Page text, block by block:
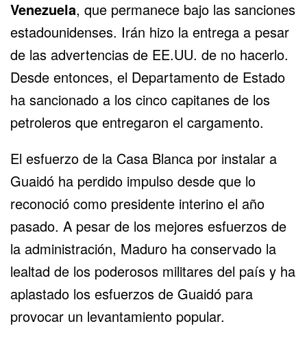
Venezuela, que permanece bajo las sanciones
estadounidenses. Irán hizo la entrega a pesar
de las advertencias de EE.UU. de no hacerlo.
Desde entonces, el Departamento de Estado
ha sancionado a los cinco capitanes de los
petroleros que entregaron el cargamento.
El esfuerzo de la Casa Blanca por instalar a
Guaidó ha perdido impulso desde que lo
reconoció como presidente interino el año
pasado. A pesar de los mejores esfuerzos de
la administración, Maduro ha conservado la
lealtad de los poderosos militares del país y ha
aplastado los esfuerzos de Guaidó para
provocar un levantamiento popular.